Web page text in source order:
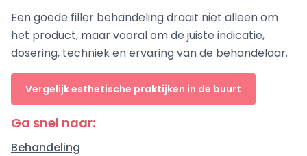
Een goede filler behandeling draait niet alleen om
het product, maar vooral om de juiste indicatie,
dosering, techniek en ervaring van de behandelaar.
Vergelijk esthetische praktijken in de buurt
Ga snel naar:
Behandeling